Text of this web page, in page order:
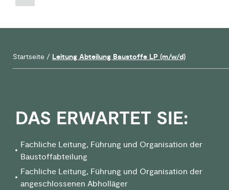
Startseite / Leitung Abteilung Baustoffe LP (m/w/d)
DAS ERWARTET SIE:
Fachliche Leitung, Führung und Organisation der
Baustoffabteilung
Fachliche Leitung, Führung und Organisation der
angeschlossenen Abholläger